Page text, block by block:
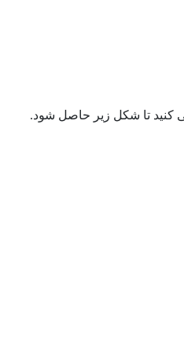
کنید تا شکل زیر حاصل شود.